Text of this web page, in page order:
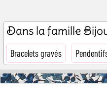
Dans la famille
Bracelets gravés